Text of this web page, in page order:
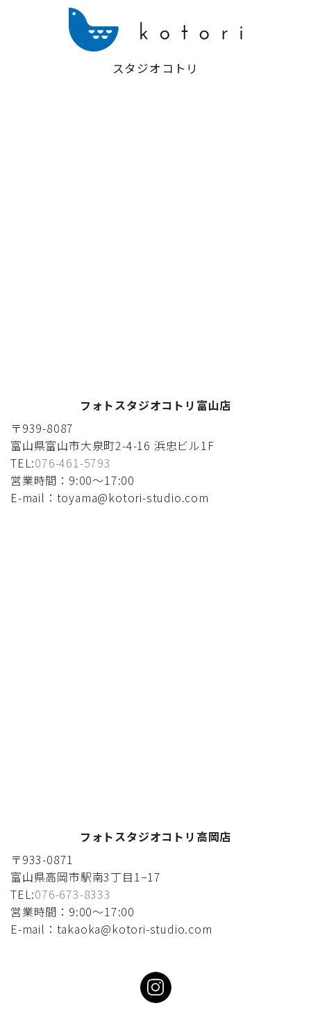
スタジオコトリ
フォトスタジオコトリ富山店
〒939-8087
富山県富山市大泉町2-4-16 浜忠ビル1F
TEL:076-461-5793
営業時間：9:00〜17:00
E-mail：toyama@kotori-studio.com
フォトスタジオコトリ高岡店
〒933-0871
富山県高岡市駅南3丁目1−17
TEL:076-673-8333
営業時間：9:00〜17:00
E-mail：takaoka@kotori-studio.com